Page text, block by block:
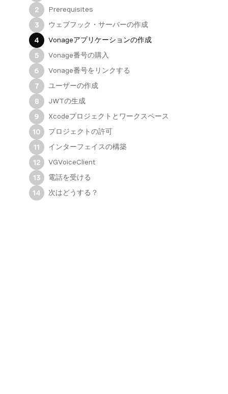
2
Prerequisites
3
ウェブフック・サーバーの作成
4
Vonageアプリケーションの作成
5
Vonage番号の購入
6
Vonage番号をリンクする
7
ユーザーの作成
8
JWTの生成
9
Xcodeプロジェクトとワークスペース
10
プロジェクトの許可
11
インターフェイスの構築
12
VGVoiceClient
13
電話を受ける
14
次はどうする？